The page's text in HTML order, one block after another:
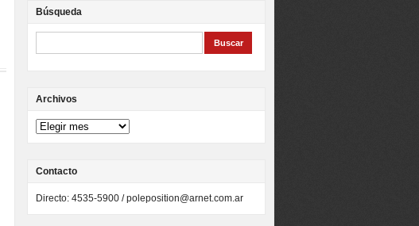
Búsqueda
Archivos
Contacto
Directo: 4535-5900 /poleposition@arnet.com.ar